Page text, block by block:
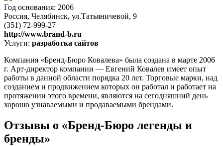
Год основания: 2006
Россия, Челябинск, ул.Татьяничевой, 9
(351) 72-999-27
http://www.brand-b.ru
Услуги: разработка сайтов
Компания «Бренд-Бюро Ковалева» была создана в марте 2006
г. Арт-директор компании — Евгений Ковалев имеет опыт
работы в данной области порядка 20 лет. Торговые марки, над
созданием и продвижением которых он работал и работает на
протяжении этого времени, являются на сегодняшний день
хорошо узнаваемыми и продаваемыми брендами.
Отзывы о «Бренд-Бюро легенды и
бренды»